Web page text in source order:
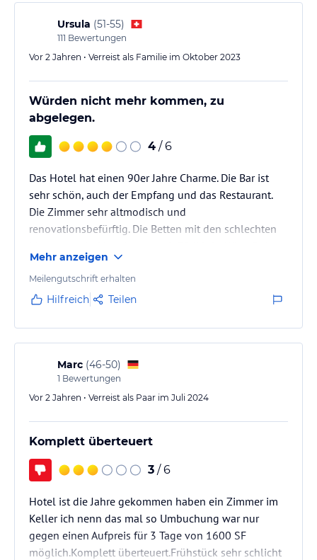
kann Ihnen das Swiss Diamond Hotel Olivella jede gewünschte
Information geben. Der Concierge steht Ihnen rund um die Uhr
gerne für Reservierungen, Auskünfte und Informationen jeglicher
Gesprochene Sprachen: Italienisch, Deutsch, Englisch, Französisch,
Hinweis: Allgemeine und unverbindliche
ohne Gewähr und ohne Prüfung durch HolidayCheck. Bitte
lies vor der Buchung die verbindlichen Angebotsdetailsdes
Ursula (51-55)
111 Bewertungen
Vor 2 Jahren • Verreist als Familie im Oktober 2023
Würden nicht mehr kommen, zu
abgelegen.
4 / 6
Das Hotel hat einen 90er Jahre Charme. Die Bar ist
sehr schön, auch der Empfang und das Restaurant.
Die Zimmer sehr altmodisch und
renovationsbefürftig. Die Betten mit den schlechten
dieses Hotel nicht mehr buchen. Mit dem Deindeal
Gutschein haben wir 199.-- für eine Nacht, 2 Pers. mit
Frühstück bezahlt. Das scheint mir immer noch zu
evt. besser, dann könnte man wenigstens am See
liegen.
Mehr anzeigen
Meilengutschrift erhalten
Hilfreich Teilen
Marc (46-50)
1 Bewertungen
Vor 2 Jahren • Verreist als Paar im Juli 2024
Komplett überteuert
3 / 6
Hotel ist die Jahre gekommen haben ein Zimmer im
Keller ich nenn das mal so Umbuchung war nur
gegen einen Aufpreis für 3 Tage von 1600 SF
möglich.Komplett überteuert.Frühstück sehr schlicht